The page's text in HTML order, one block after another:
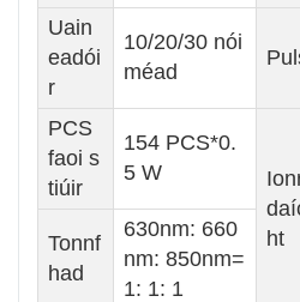
Uain
eadói
r
10/20/30 nói
méad
PCS
faoi s
tiúir
154 PCS*0.
5 W
ht
Tonnf
had
630nm: 660
nm: 850nm=
1: 1: 1